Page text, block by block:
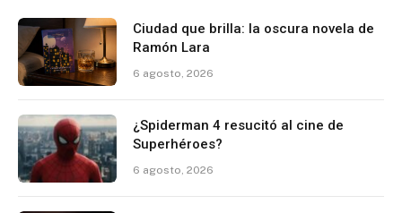
Ciudad que brilla: la oscura novela de
Ramón Lara
6 agosto, 2026
¿Spiderman 4 resucitó al cine de
Superhéroes?
6 agosto, 2026